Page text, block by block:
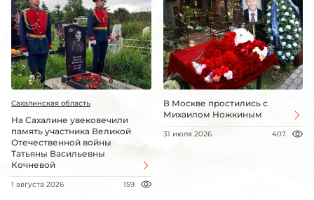
Сахалинская область
На Сахалине увековечили
память участника Великой
Отечественной войны
Татьяны Васильевны
Кочневой
1 августа 2026 159
В Москве простились с
Михаилом Ножкиным
31 июля 2026 407